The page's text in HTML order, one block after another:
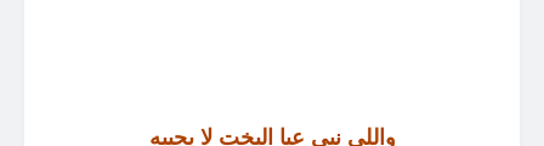
واللي نبي عيا البخت لا يجيبه